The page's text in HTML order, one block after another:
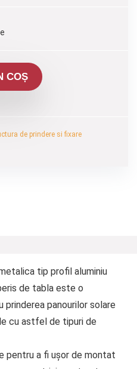
COȘ
de prindere si fixare
tip profil aluminiu
de tabla este o
panourilor solare
cu astfel de tipuri de
pentru a fi ușor de montat